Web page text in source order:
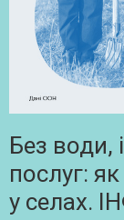
Без води,
послуг:
у селах.